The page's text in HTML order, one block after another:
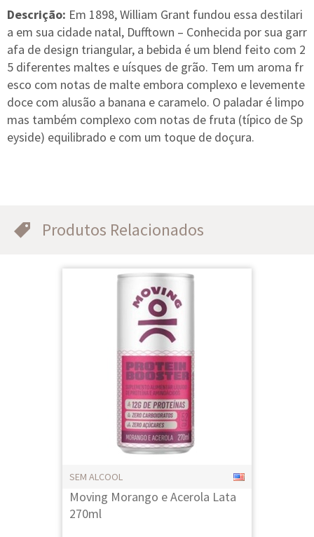
Descrição: Em 1898, William Grant fundou essa destilari
a em sua cidade natal, Dufftown – Conhecida por sua garr
afa de design triangular, a bebida é um blend feito com 2
5 diferentes maltes e uísques de grão. Tem um aroma fr
esco com notas de malte embora complexo e levemente
doce com alusão a banana e caramelo. O paladar é limpo
mas também complexo com notas de fruta (típico de Sp
eyside) equilibrado e com um toque de doçura.
Produtos Relacionados
SEM ALCOOL
Moving Morango e Acerola Lata
270ml